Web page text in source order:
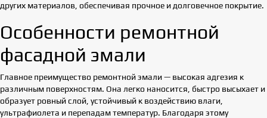
других материалов, обеспечивая прочное и долговечное покрытие.
Особенности ремонтной
фасадной эмали
Главное преимущество ремонтной эмали — высокая адгезия к
различным поверхностям. Она легко наносится, быстро высыхает и
образует ровный слой, устойчивый к воздействию влаги,
ультрафиолета и перепадам температур. Благодаря этому